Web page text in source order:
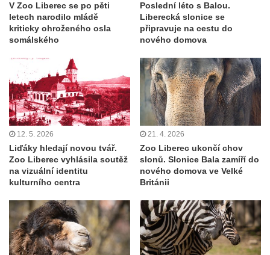
V Zoo Liberec se po pěti
letech narodilo mládě
kriticky ohroženého osla
somálského
Poslední léto s Balou.
Liberecká slonice se
připravuje na cestu do
nového domova
12. 5. 2026
Liďáky hledají novou tvář.
Zoo Liberec vyhlásila soutěž
na vizuální identitu
kulturního centra
21. 4. 2026
Zoo Liberec ukončí chov
slonů. Slonice Bala zamíří do
nového domova ve Velké
Británii